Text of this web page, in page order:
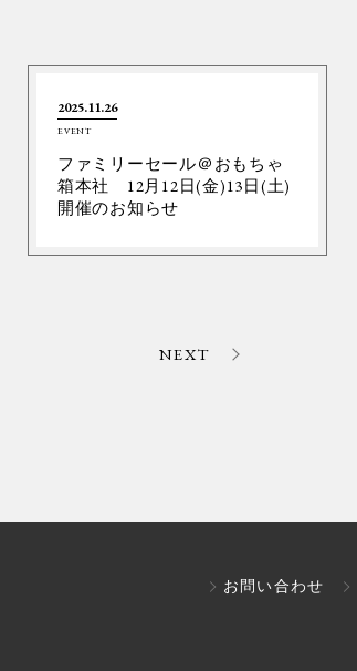
2025.11.26
EVENT
ファミリーセール＠おもちゃ
箱本社 12月12日(金)13日(土)
開催のお知らせ
NEXT
お問い合わせ